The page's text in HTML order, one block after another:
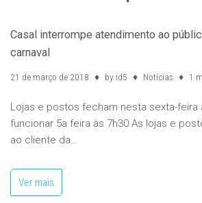
Casal interrompe atendimento ao
carnaval
21 de março de 2018 by id5 Notícias 1
Lojas e postos fecham nesta sexta-feira
funcionar 5a feira às 7h30 As lojas e
ao cliente da…
Ver mais